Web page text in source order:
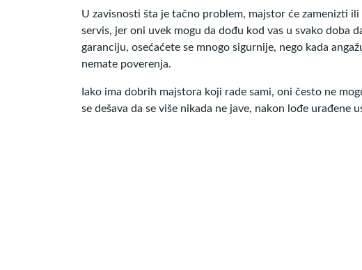
U zavisnosti šta je tačno problem, majstor će zamenizti
servis, jer oni uvek mogu da dođu kod vas u svako doba
garanciju, osećaćete se mnogo sigurnije, nego kada
nemate poverenja.
Iako ima dobrih majstora koji rade sami, oni često ne
se dešava da se više nikada ne jave, nakon lođe urađene